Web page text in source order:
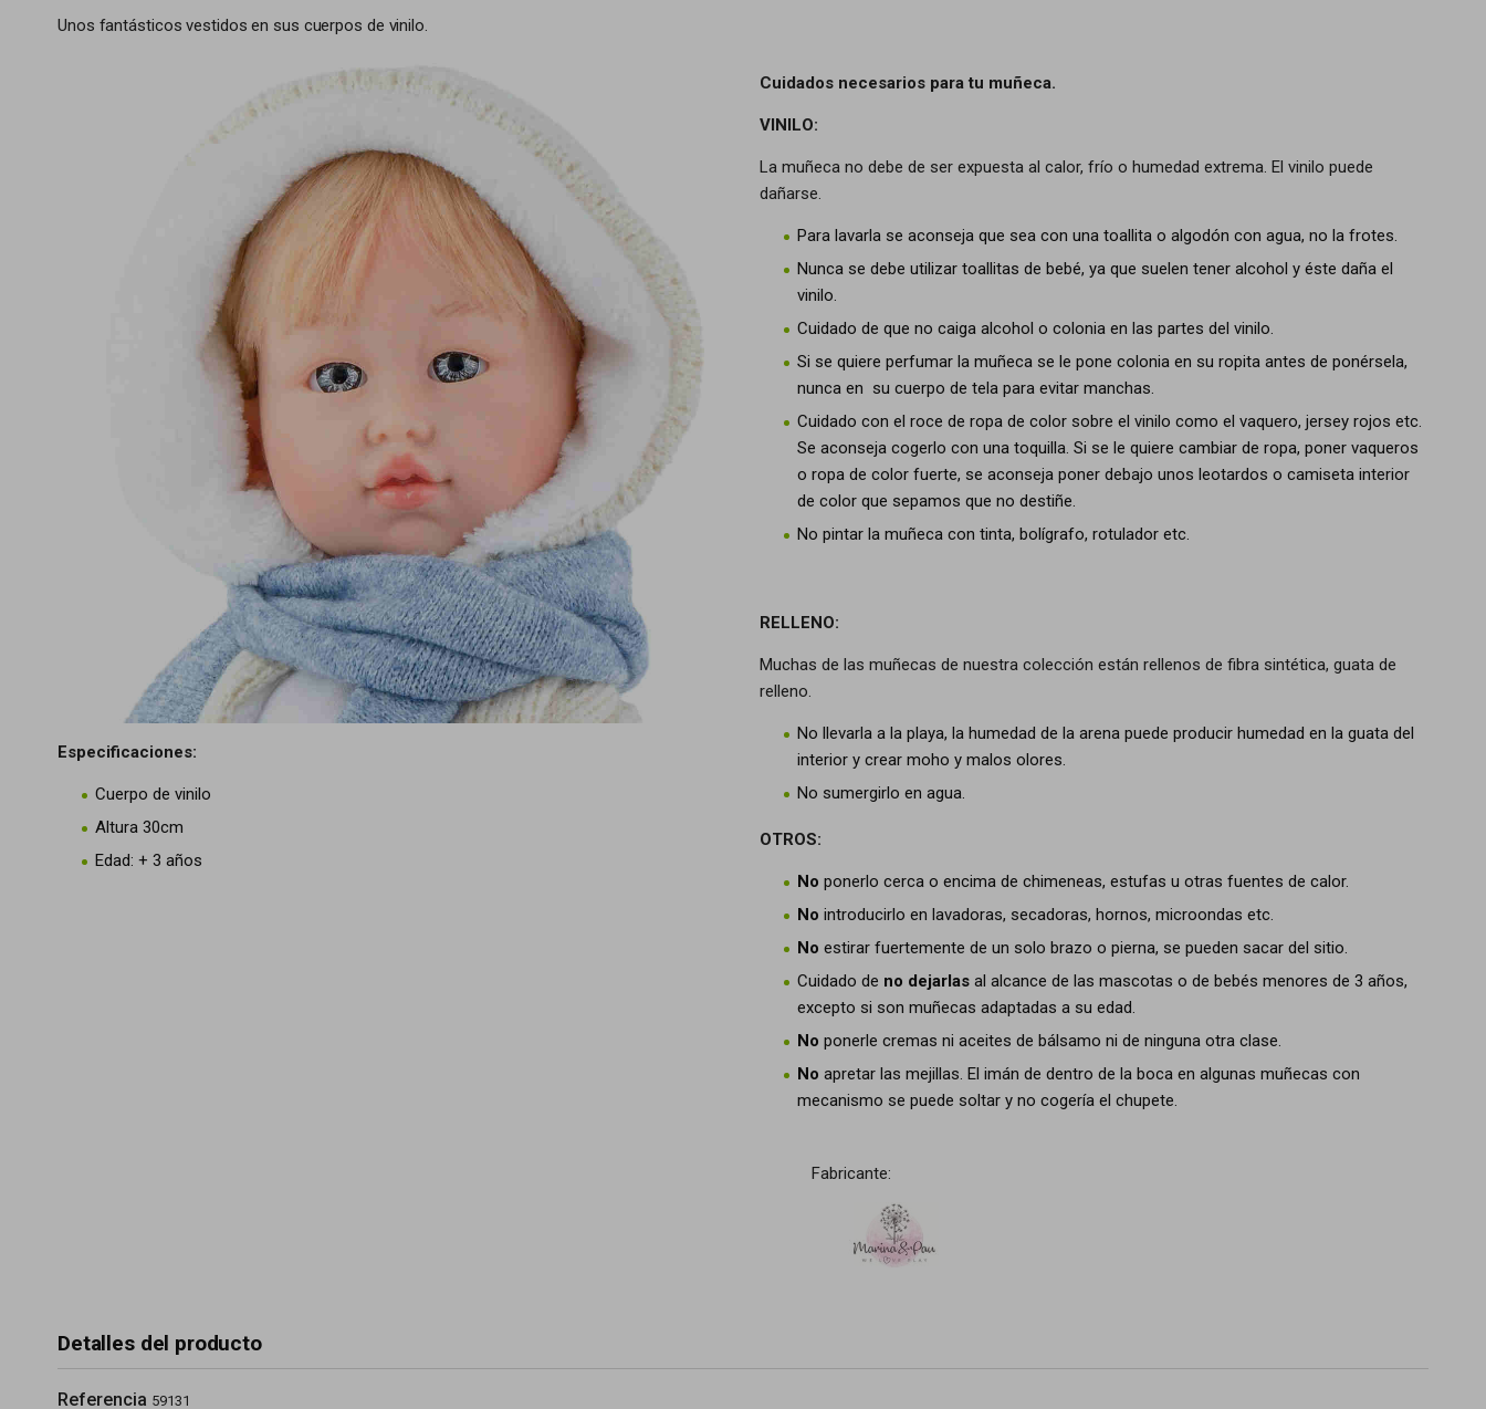
Unos fantásticos vestidos en sus cuerpos de vinilo.
Especificaciones:
Cuerpo de vinilo
Altura 30cm
Edad: + 3 años
Cuidados necesarios para tu muñeca.
VINILO:
La muñeca no debe de ser expuesta al calor, frío o humedad extrema. El vinilo puede
dañarse.
Para lavarla se aconseja que sea con una toallita o algodón con agua, no la frotes.
Nunca se debe utilizar toallitas de bebé, ya que suelen tener alcohol y éste daña el
vinilo.
Cuidado de que no caiga alcohol o colonia en las partes del vinilo.
Si se quiere perfumar la muñeca se le pone colonia en su ropita antes de ponérsela,
nunca en su cuerpo de tela para evitar manchas.
Cuidado con el roce de ropa de color sobre el vinilo como el vaquero, jersey rojos etc.
Se aconseja cogerlo con una toquilla. Si se le quiere cambiar de ropa, poner vaqueros
o ropa de color fuerte, se aconseja poner debajo unos leotardos o camiseta interior
de color que sepamos que no destiñe.
No pintar la muñeca con tinta, bolígrafo, rotulador etc.
RELLENO:
Muchas de las muñecas de nuestra colección están rellenos de fibra sintética, guata de
relleno.
No llevarla a la playa, la humedad de la arena puede producir humedad en la guata del
interior y crear moho y malos olores.
No sumergirlo en agua.
OTROS:
No ponerlo cerca o encima de chimeneas, estufas u otras fuentes de calor.
No introducirlo en lavadoras, secadoras, hornos, microondas etc.
No estirar fuertemente de un solo brazo o pierna, se pueden sacar del sitio.
Cuidado de no dejarlas al alcance de las mascotas o de bebés menores de 3 años,
excepto si son muñecas adaptadas a su edad.
No ponerle cremas ni aceites de bálsamo ni de ninguna otra clase.
No apretar las mejillas. El imán de dentro de la boca en algunas muñecas con
mecanismo se puede soltar y no cogería el chupete.
Fabricante:
Detalles del producto
Referencia 59131